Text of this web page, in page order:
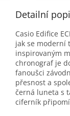
Detailní
Casio Edifice
jak se moderní
inspirovaným
chronograf je
fanoušci
přesnost a
černá luneta s
ciferník